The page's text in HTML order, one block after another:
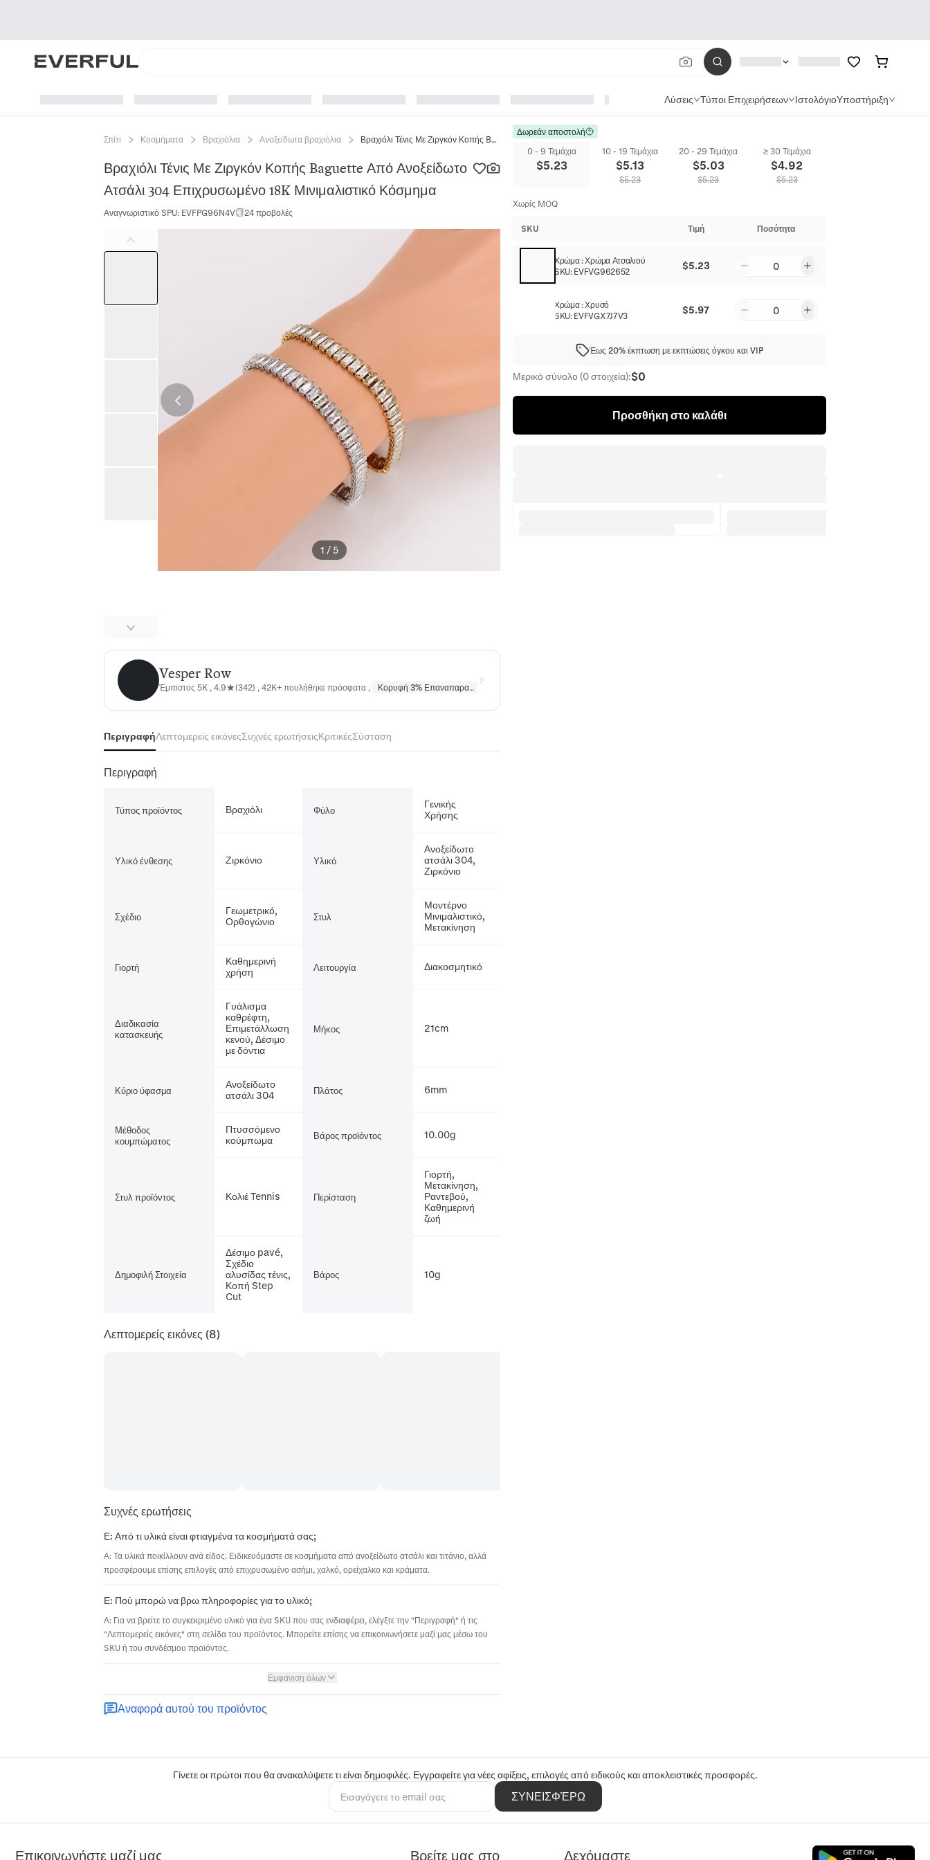
Λύσεις Τύποι Επιχειρήσεων ΙστολόγιοΥποστήριξη
Σπίτι Κοσμήματα Βραχιόλια Ανοξείδωτα βραχιόλια Βραχιόλι Τένις Με Ζιργκόν Κοπής Baguette Από Ανοξείδωτο Ατσάλι 304 Επιχρυσωμένο 18K Μινιμαλιστικό Κόσμημα
Βραχιόλι Τένις Με Ζιργκόν Κοπής Baguette Από Ανοξείδωτο
Ατσάλι 304 Επιχρυσωμένο 18K Μινιμαλιστικό Κόσμημα
Αναγνωριστικό SPU: EVFPG96N4V 24 προβολές
1 / 5
Vesper RowVesper Row
Έμπιστος 5K , 4.9★(342) , 42K+ πουλήθηκε πρόσφατα , Κορυφή 3% Επαναπαραγγέλθηκε
ΠεριγραφήΛεπτομερείς εικόνεςΣυχνές ερωτήσειςΚριτικέςΣύσταση
Περιγραφή
Τύπος προϊόντος Βραχιόλι Φύλο
Γενικής
Χρήσης
Υλικό ένθεσης Ζιρκόνιο Υλικό
Ανοξείδωτο
ατσάλι 304,
Ζιρκόνιο
Σχέδιο
Γεωμετρικό,
Ορθογώνιο
Στυλ
Μοντέρνο
Μινιμαλιστικό,
Μετακίνηση
Γιορτή
Καθημερινή
χρήση
Λειτουργία Διακοσμητικό
Διαδικασία
κατασκευής
Γυάλισμα
καθρέφτη,
Επιμετάλλωση
κενού, Δέσιμο
με δόντια
Μήκος 21cm
Κύριο ύφασμα
Ανοξείδωτο
ατσάλι 304
Πλάτος 6mm
Μέθοδος
κουμπώματος
Πτυσσόμενο
κούμπωμα
Βάρος προϊόντος 10.00g
Στυλ προϊόντος Κολιέ Tennis Περίσταση
Γιορτή,
Μετακίνηση,
Ραντεβού,
Καθημερινή
ζωή
Δημοφιλή Στοιχεία
Δέσιμο pavé,
Σχέδιο
αλυσίδας τένις,
Κοπή Step
Cut
Βάρος 10g
Λεπτομερείς εικόνες (8)
Συχνές ερωτήσεις
Ε: Από τι υλικά είναι φτιαγμένα τα κοσμήματά σας;
Α: Τα υλικά ποικίλλουν ανά είδος. Ειδικευόμαστε σε κοσμήματα από ανοξείδωτο ατσάλι και τιτάνιο, αλλά
προσφέρουμε επίσης επιλογές από επιχρυσωμένο ασήμι, χαλκό, ορείχαλκο και κράματα.
Ε: Πού μπορώ να βρω πληροφορίες για το υλικό;
Α: Για να βρείτε το συγκεκριμένο υλικό για ένα SKU που σας ενδιαφέρει, ελέγξτε την "Περιγραφή" ή τις
"Λεπτομερείς εικόνες" στη σελίδα του προϊόντος. Μπορείτε επίσης να επικοινωνήσετε μαζί μας μέσω του
SKU ή του συνδέσμου προϊόντος.
Εμφάνιση όλων
Αναφορά αυτού του προϊόντος
Δωρεάν αποστολή
0 - 9 Τεμάχια
$5.23
10 - 19 Τεμάχια
$5.13
$5.23
20 - 29 Τεμάχια
$5.03
$5.23
≥ 30 Τεμάχια
$4.92
$5.23
Χωρίς MOQ
SKU Τιμή Ποσότητα
Χρώμα:Χρώμα Ατσαλιού
SKU: EVFVG962652 $5.23 0
Χρώμα:Χρυσό
SKU: EVFVGX7J7V3 $5.97 0
Έως 20% έκπτωση με εκπτώσεις όγκου και VIP
Μερικό σύνολο (0 στοιχεία):$0
Προσθήκη στο καλάθι
Γίνετε οι πρώτοι που θα ανακαλύψετε τι είναι δημοφιλές. Εγγραφείτε για νέες αφίξεις, επιλογές από ειδικούς και αποκλειστικές προσφορές.
ΣΥΝΕΙΣΦΈΡΩ
Επικοινωνήστε μαζί μας Βρείτε μας στο Δεχόμαστε